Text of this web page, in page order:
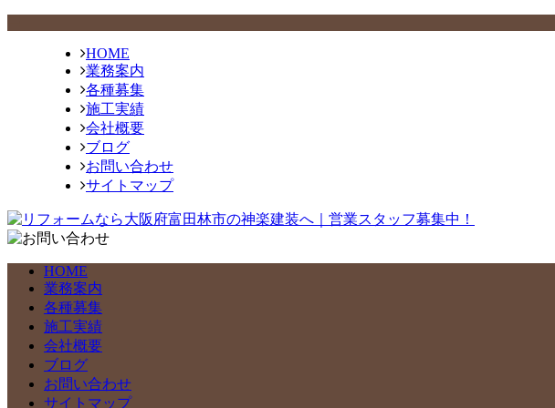
HOME
業務案内
各種募集
施工実績
会社概要
ブログ
お問い合わせ
サイトマップ
HOME
業務案内
各種募集
施工実績
会社概要
ブログ
お問い合わせ
サイトマップ